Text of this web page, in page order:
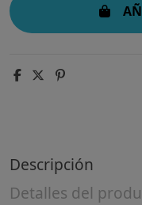
Descripción
Detalles del